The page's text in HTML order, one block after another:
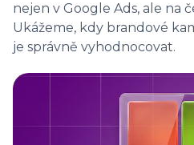
nejen v Google Ads, ale na
Ukážeme, kdy brandové
je správně vyhodnocovat.